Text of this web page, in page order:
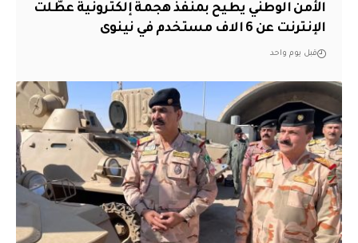
الأمن الوطني يطيح بمنفذ هجمة إلكترونية عطّلت
الإنترنت عن 6 الاف مستخدم في نينوى
قبل يوم واحد